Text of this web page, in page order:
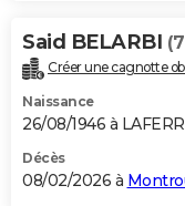
Said BELARBI
Créer une cagnotte
Naissance
26/08/1946 à
Décès
08/02/2026 à